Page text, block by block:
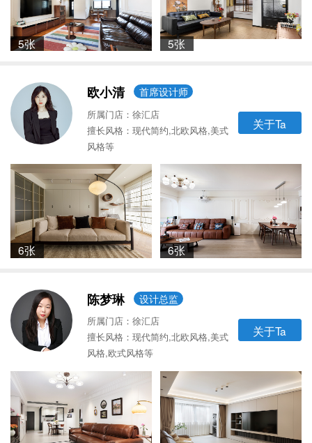
5张 5张
欧小清 首席设计师
所属门店：徐汇店
擅长风格：现代简约,北欧风格,美式
风格等
关于Ta
6张 6张
陈梦琳 设计总监
所属门店：徐汇店
擅长风格：现代简约,北欧风格,美式
风格,欧式风格等
关于Ta